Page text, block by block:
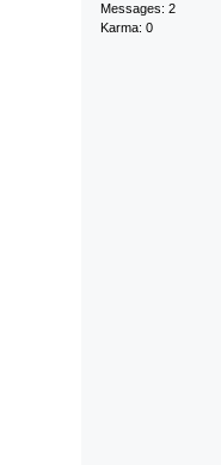
Messages: 2
Karma: 0